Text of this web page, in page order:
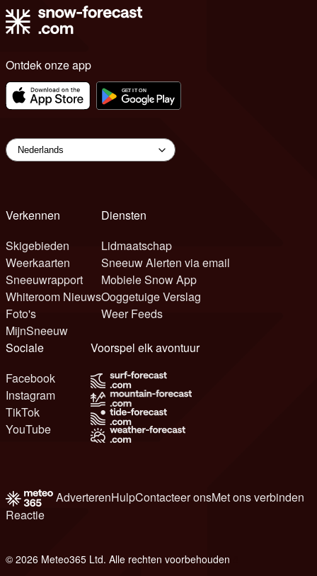
Ontdek onze app
Verkennen
Skigebieden
Weerkaarten
Sneeuwrapport
Whiteroom Nieuws
Foto's
MijnSneeuw
Diensten
Lidmaatschap
Sneeuw Alerten via email
Mobiele Snow App
Ooggetuige Verslag
Weer Feeds
Sociale
Facebook
Instagram
TikTok
YouTube
Voorspel elk avontuur
AdverterenHulpContacteer onsMet ons verbinden
Reactie
© 2026 Meteo365 Ltd. Alle rechten voorbehouden